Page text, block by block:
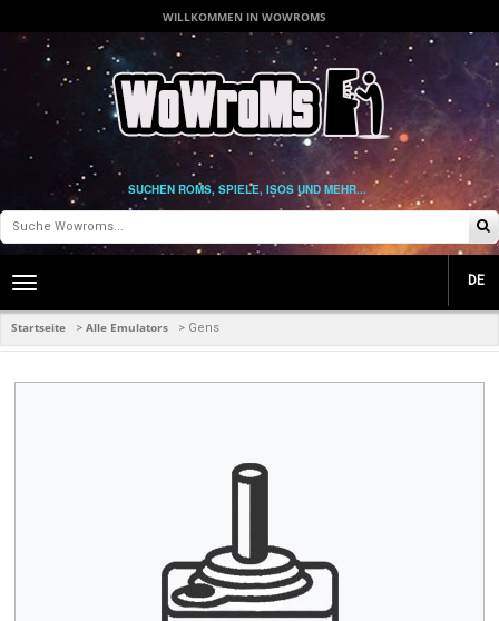
WILLKOMMEN IN WOWROMS
SUCHEN ROMS, SPIELE, ISOS UND MEHR...
Toggle
navigation
DE
Startseite > Alle Emulators > Gens